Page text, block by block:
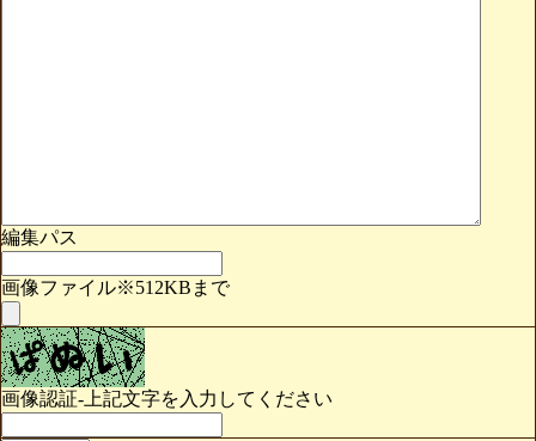
編集パス
画像ファイル※512KBまで
画像認証-上記文字を入力してください